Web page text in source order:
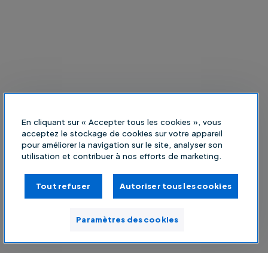
En cliquant sur « Accepter tous les cookies », vous
acceptez le stockage de cookies sur votre appareil
pour améliorer la navigation sur le site, analyser son
utilisation et contribuer à nos efforts de marketing.
Tout refuser Autoriser tous les cookies
Paramètres des cookies